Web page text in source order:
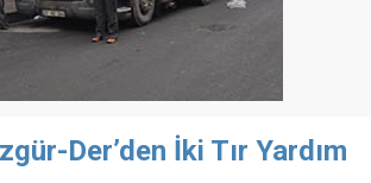
Der’den İki Tır Yardım